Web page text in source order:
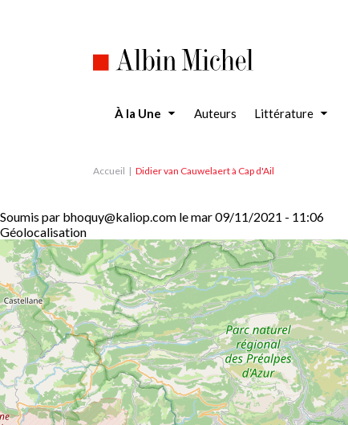
À la Une Auteurs Littérature
Accueil Didier van Cauwelaert à Cap d'Ail
Soumis par bhoquy@kaliop.com lemar 09/11/2021 - 11:06
Géolocalisation